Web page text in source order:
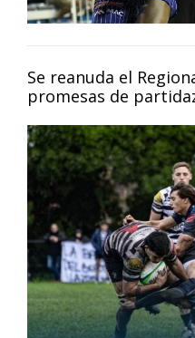
Se reanuda el
promesas de